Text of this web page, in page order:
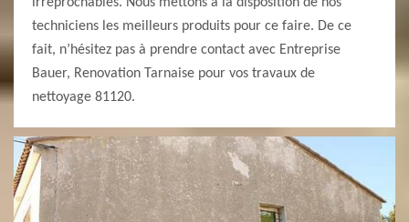
techniciens les meilleurs produits pour ce faire. De ce
fait, n’hésitez pas à prendre contact avec Entreprise
Bauer, Renovation Tarnaise pour vos travaux de
nettoyage 81120.